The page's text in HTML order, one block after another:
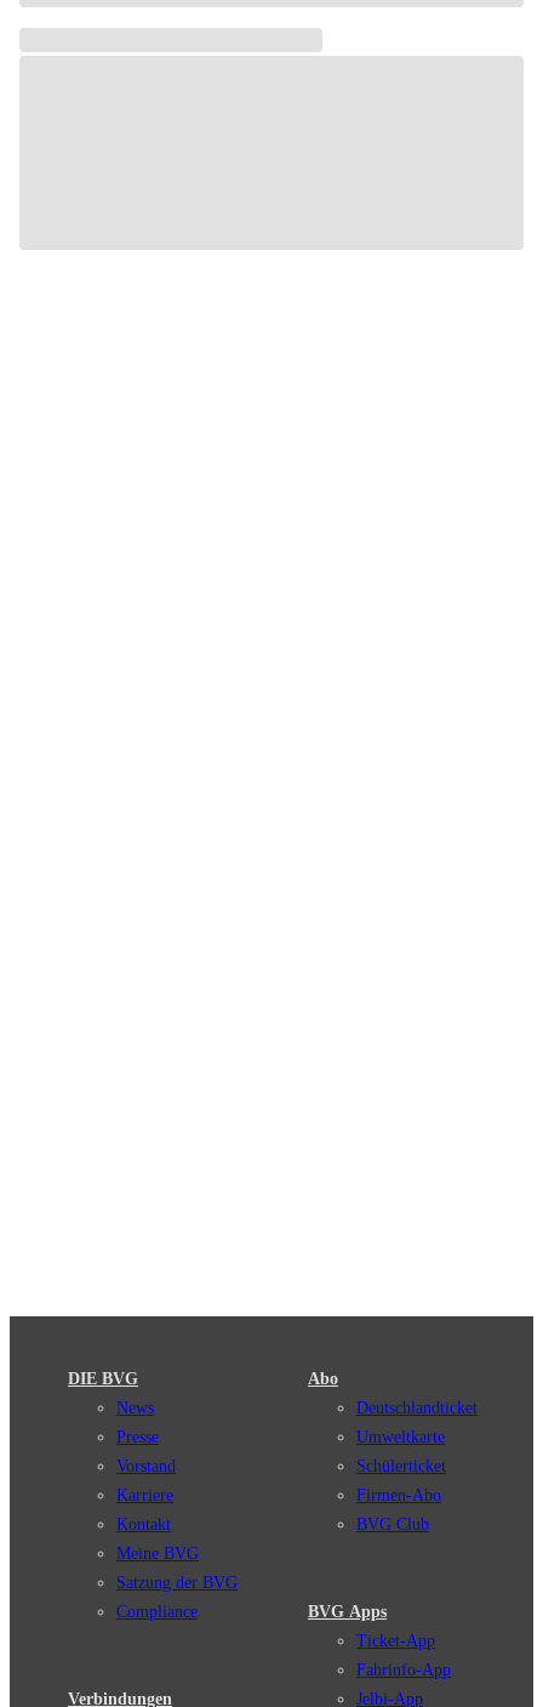
DIE BVG
News
Presse
Vorstand
Karriere
Kontakt
Meine BVG
Satzung der BVG
Compliance
Verbindungen
Abo
Deutschlandticket
Umweltkarte
Schülerticket
Firmen-Abo
BVG Club
BVG Apps
Ticket-App
Fahrinfo-App
Jelbi-App